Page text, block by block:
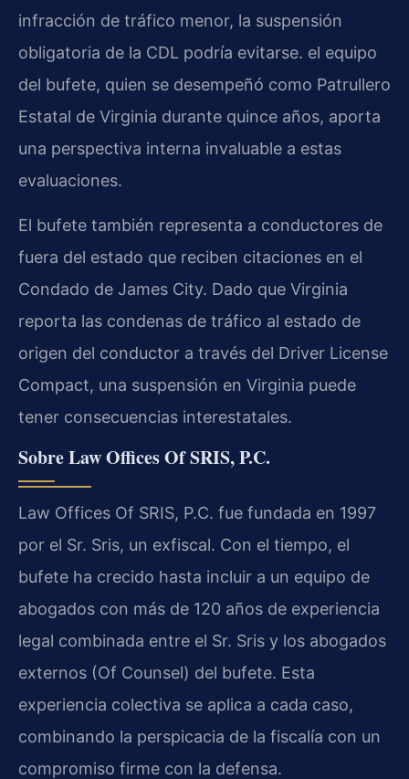
infracción de tráfico menor, la suspensión
obligatoria de la CDL podría evitarse. el equipo
del bufete, quien se desempeñó como Patrullero
Estatal de Virginia durante quince años, aporta
una perspectiva interna invaluable a estas
evaluaciones.
El bufete también representa a conductores de
fuera del estado que reciben citaciones en el
Condado de James City. Dado que Virginia
reporta las condenas de tráfico al estado de
origen del conductor a través del Driver License
Compact, una suspensión en Virginia puede
tener consecuencias interestatales.
Sobre Law Offices Of SRIS, P.C.
Law Offices Of SRIS, P.C. fue fundada en 1997
por el Sr. Sris, un exfiscal. Con el tiempo, el
bufete ha crecido hasta incluir a un equipo de
abogados con más de 120 años de experiencia
legal combinada entre el Sr. Sris y los abogados
externos (Of Counsel) del bufete. Esta
experiencia colectiva se aplica a cada caso,
combinando la perspicacia de la fiscalía con un
compromiso firme con la defensa.